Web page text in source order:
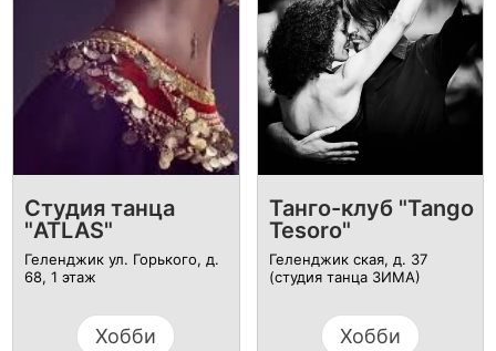
Студия танца
"ATLAS"
Геленджик ул. Горького, д.
68, 1 этаж
Хобби
Танго-клуб "Tango
Tesoro"
Геленджик ская, д. 37
(студия танца ЗИМА)
Хобби